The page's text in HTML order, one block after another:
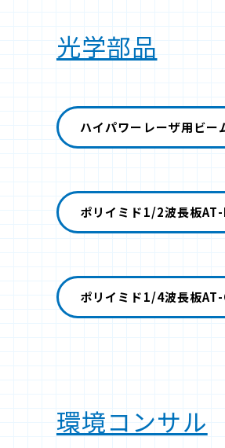
光学部品
ハイパワーレーザ用ビー
ポリイミド1/2波長板
ポリイミド1/4波長板
環境コンサル